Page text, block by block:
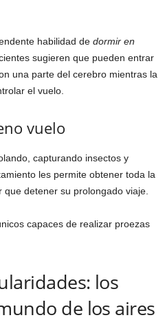
habilidad de dormir en
sugieren que pueden entrar
una parte del cerebro mientras la
el vuelo.
vuelo
capturando insectos y
les permite obtener toda la
detener su prolongado viaje.
capaces de realizar proezas
los
de los aires